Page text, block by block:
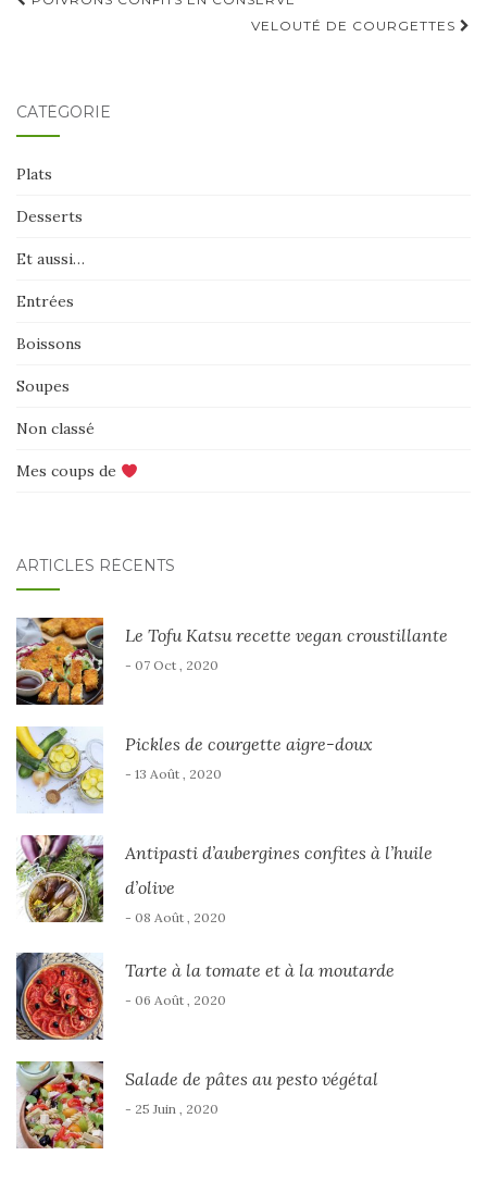
VELOUTÉ DE COURGETTES
CATÉGORIE
Plats
Desserts
Et aussi…
Entrées
Boissons
Soupes
Non classé
Mes coups de
ARTICLES RÉCENTS
Le Tofu Katsu recette vegan croustillante
- 07 Oct , 2020
Pickles de courgette aigre-doux
- 13 Août , 2020
Antipasti d’aubergines confites à l’huile
d’olive
- 08 Août , 2020
Tarte à la tomate et à la moutarde
- 06 Août , 2020
Salade de pâtes au pesto végétal
- 25 Juin , 2020